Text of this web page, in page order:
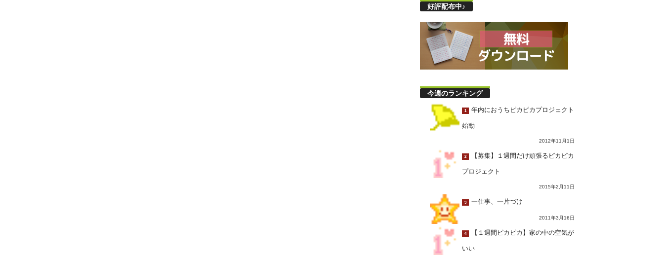
好評配布中♪
今週のランキング
1 年内におうちピカピカプロジェクト
始動
2012年11月1日
2 【募集】１週間だけ頑張るピカピカ
プロジェクト
2015年2月11日
3 一仕事、一片づけ
2011年3月16日
4 【１週間ピカピカ】家の中の空気が
いい